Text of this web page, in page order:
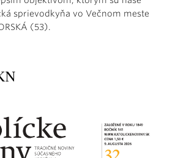
sprievodkyňa vo Večnom meste
(53).